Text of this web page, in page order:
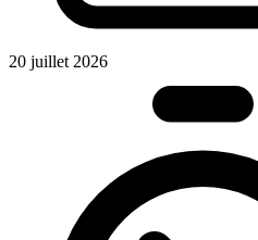
20 juillet 2026